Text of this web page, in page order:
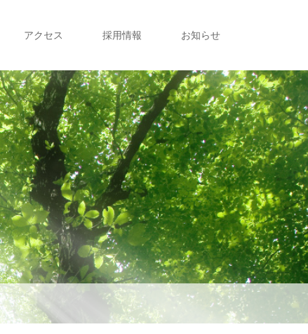
アクセス 採用情報 お知らせ